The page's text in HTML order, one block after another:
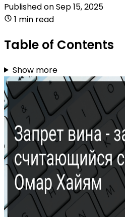
Published onSep 15, 2025
1 min read
Table of Contents
Show more